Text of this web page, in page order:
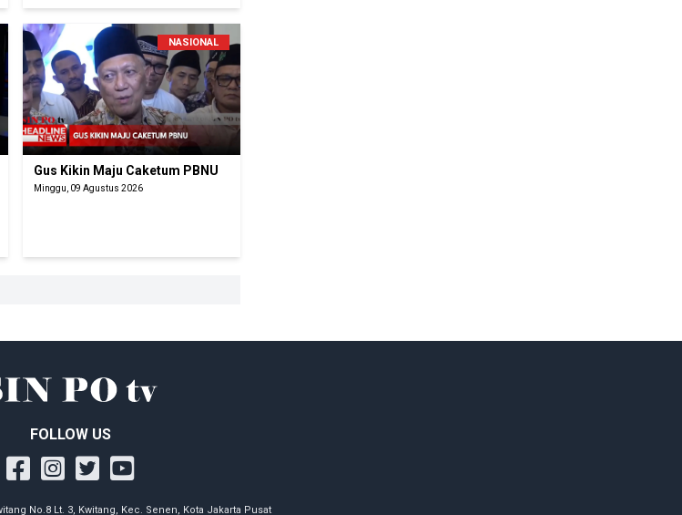
NASIONAL
Gus Kikin Maju Caketum PBNU
Minggu, 09 Agustus 2026
FOLLOW US
No.8 Lt. 3, Kwitang, Kec. Senen, Kota Jakarta Pusat